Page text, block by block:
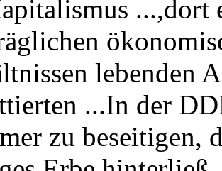
lebenden
...In der
zu beseitigen,